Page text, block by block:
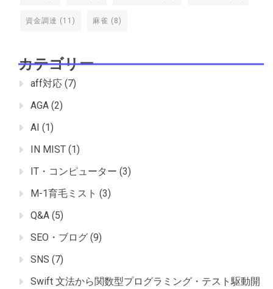
資金調達 (11) 麻雀 (8)
カテゴリー
aff対応 (7)
AGA (2)
AI (1)
IN MIST (1)
IT・コンピューター (3)
M-1育毛ミスト (3)
Q&A (5)
SEO・ブログ (9)
SNS (7)
Swift 文法から関数型プログラミング・テスト駆動開